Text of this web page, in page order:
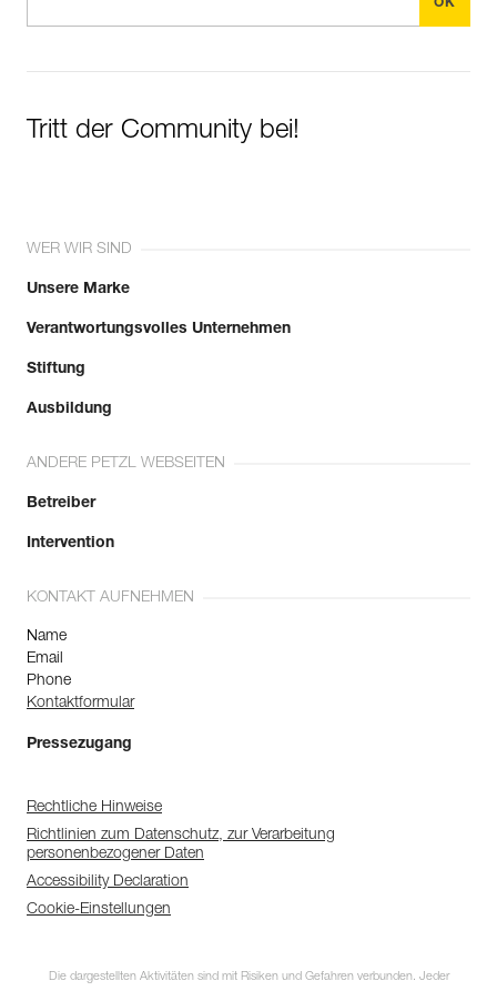
Tritt der Community bei!
WER WIR SIND
Unsere Marke
Verantwortungsvolles Unternehmen
Stiftung
Ausbildung
ANDERE PETZL WEBSEITEN
Betreiber
Intervention
KONTAKT AUFNEHMEN
Name
Email
Phone
Kontaktformular
Pressezugang
Rechtliche Hinweise
Richtlinien zum Datenschutz, zur Verarbeitung
personenbezogener Daten
Accessibility Declaration
Cookie-Einstellungen
Die dargestellten Aktivitäten sind mit Risiken und Gefahren verbunden. Jeder